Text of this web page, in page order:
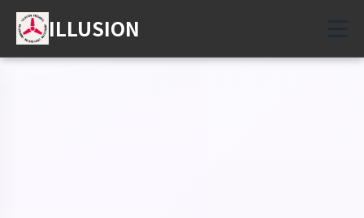
ILLUSION